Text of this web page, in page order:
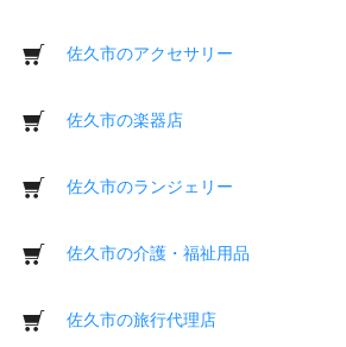
佐久市のアクセサリー
佐久市の楽器店
佐久市のランジェリー
佐久市の介護・福祉用品
佐久市の旅行代理店